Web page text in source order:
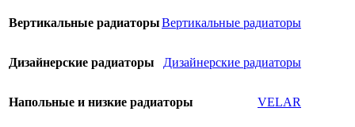
Вертикальные радиаторыВертикальные радиаторы
Дизайнерские радиаторы Дизайнерские радиаторы
Напольные и низкие радиаторы VELAR